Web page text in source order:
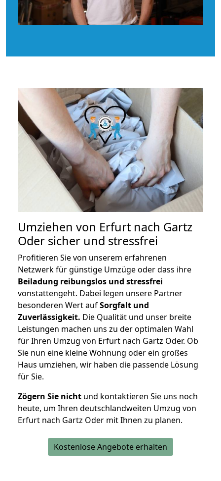
Umziehen von Erfurt nach Gartz
Oder sicher und stressfrei
Profitieren Sie von unserem erfahrenen
Netzwerk für günstige Umzüge oder dass ihre
Beiladung reibungslos und stressfrei
vonstattengeht. Dabei legen unsere Partner
besonderen Wert aufSorgfalt und
Zuverlässigkeit. Die Qualität und unser breite
Leistungen machen uns zu der optimalen Wahl
für Ihren Umzug von Erfurt nach Gartz Oder. Ob
Sie nun eine kleine Wohnung oder ein großes
Haus umziehen, wir haben die passende Lösung
für Sie.
Zögern Sie nicht und kontaktieren Sie uns noch
heute, um Ihren deutschlandweiten Umzug von
Erfurt nach Gartz Oder mit Ihnen zu planen.
Kostenlose Angebote erhalten